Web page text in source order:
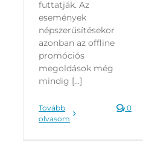
futtatják. Az
események
népszerűsítésekor
azonban az offline
promóciós
megoldások még
mindig [...]
Tovább
olvasom
0